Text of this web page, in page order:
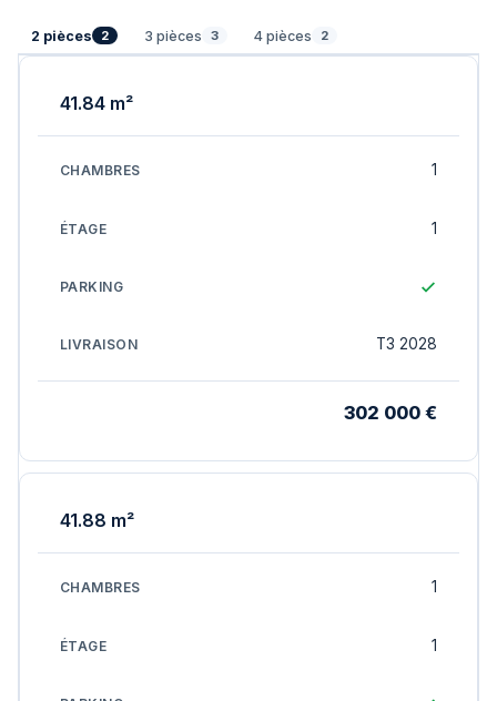
2 pièces 2 3 pièces 3 4 pièces 2
41.84 m²
1
1
T3 2028
302 000 €
41.88 m²
1
1